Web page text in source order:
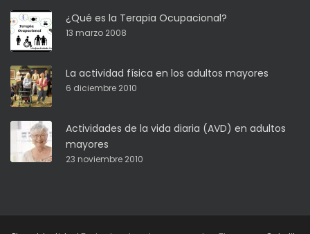
¿Qué es la Terapia Ocupacional?
13 marzo 2008
La actividad física en los adultos mayores
6 diciembre 2010
Actividades de la vida diaria (AVD) en adultos
mayores
23 noviembre 2010